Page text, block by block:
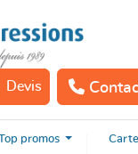
Devis
Top promos